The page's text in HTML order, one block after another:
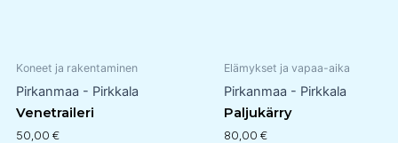
Koneet ja rakentaminen
Pirkanmaa - Pirkkala
Venetraileri
50,00 €
Elämykset ja vapaa-aika
Pirkanmaa - Pirkkala
Paljukärry
80,00 €